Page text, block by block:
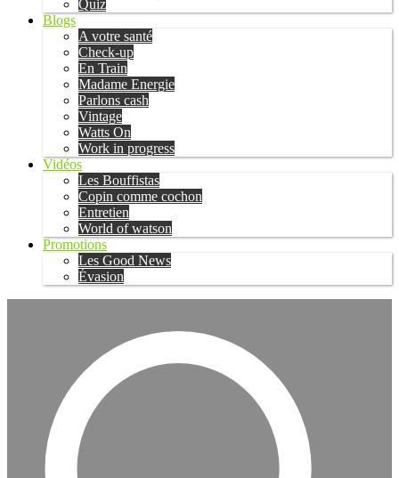
Quiz
Blogs
A votre santé
Check-up
En Train
Madame Energie
Parlons cash
Vintage
Watts On
Work in progress
Vidéos
Les Bouffistas
Copin comme cochon
Entretien
World of watson
Promotions
Les Good News
Évasion